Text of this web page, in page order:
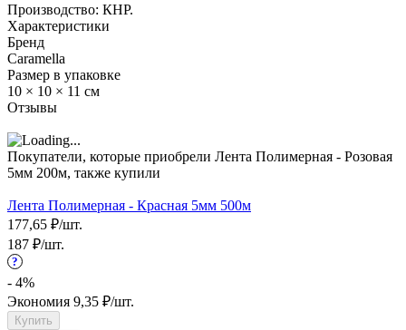
Производство: КНР.
Характеристики
Бренд
Caramella
Размер в упаковке
10 × 10 × 11 см
Отзывы
Покупатели, которые приобрели Лента Полимерная - Розовая
5мм 200м, также купили
Лента Полимерная - Красная 5мм 500м
177,65 ₽/шт.
187 ₽/шт.
?
- 4%
Экономия 9,35 ₽/шт.
Купить